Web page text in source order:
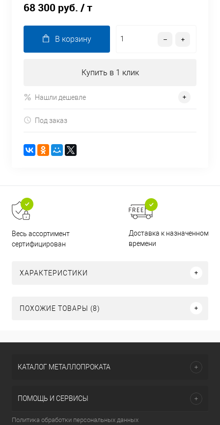
68 300 руб. / т
В корзину
Купить в 1 клик
Нашли дешевле
Под заказ
Весь ассортимент
сертифицирован
Доставка к назначенному
времени
ХАРАКТЕРИСТИКИ
ПОХОЖИЕ ТОВАРЫ (8)
КАТАЛОГ МЕТАЛЛОПРОКАТА
ПОМОЩЬ И СЕРВИСЫ
Политика обработки персональных данных